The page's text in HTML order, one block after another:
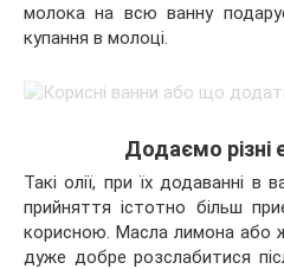
молока на всю ванну
купання в молоці.
Додаємо різні
Такі олії, при їх додаванні в
прийняття істотно більш
корисною. Масла лимона або
дуже добре розслабитися